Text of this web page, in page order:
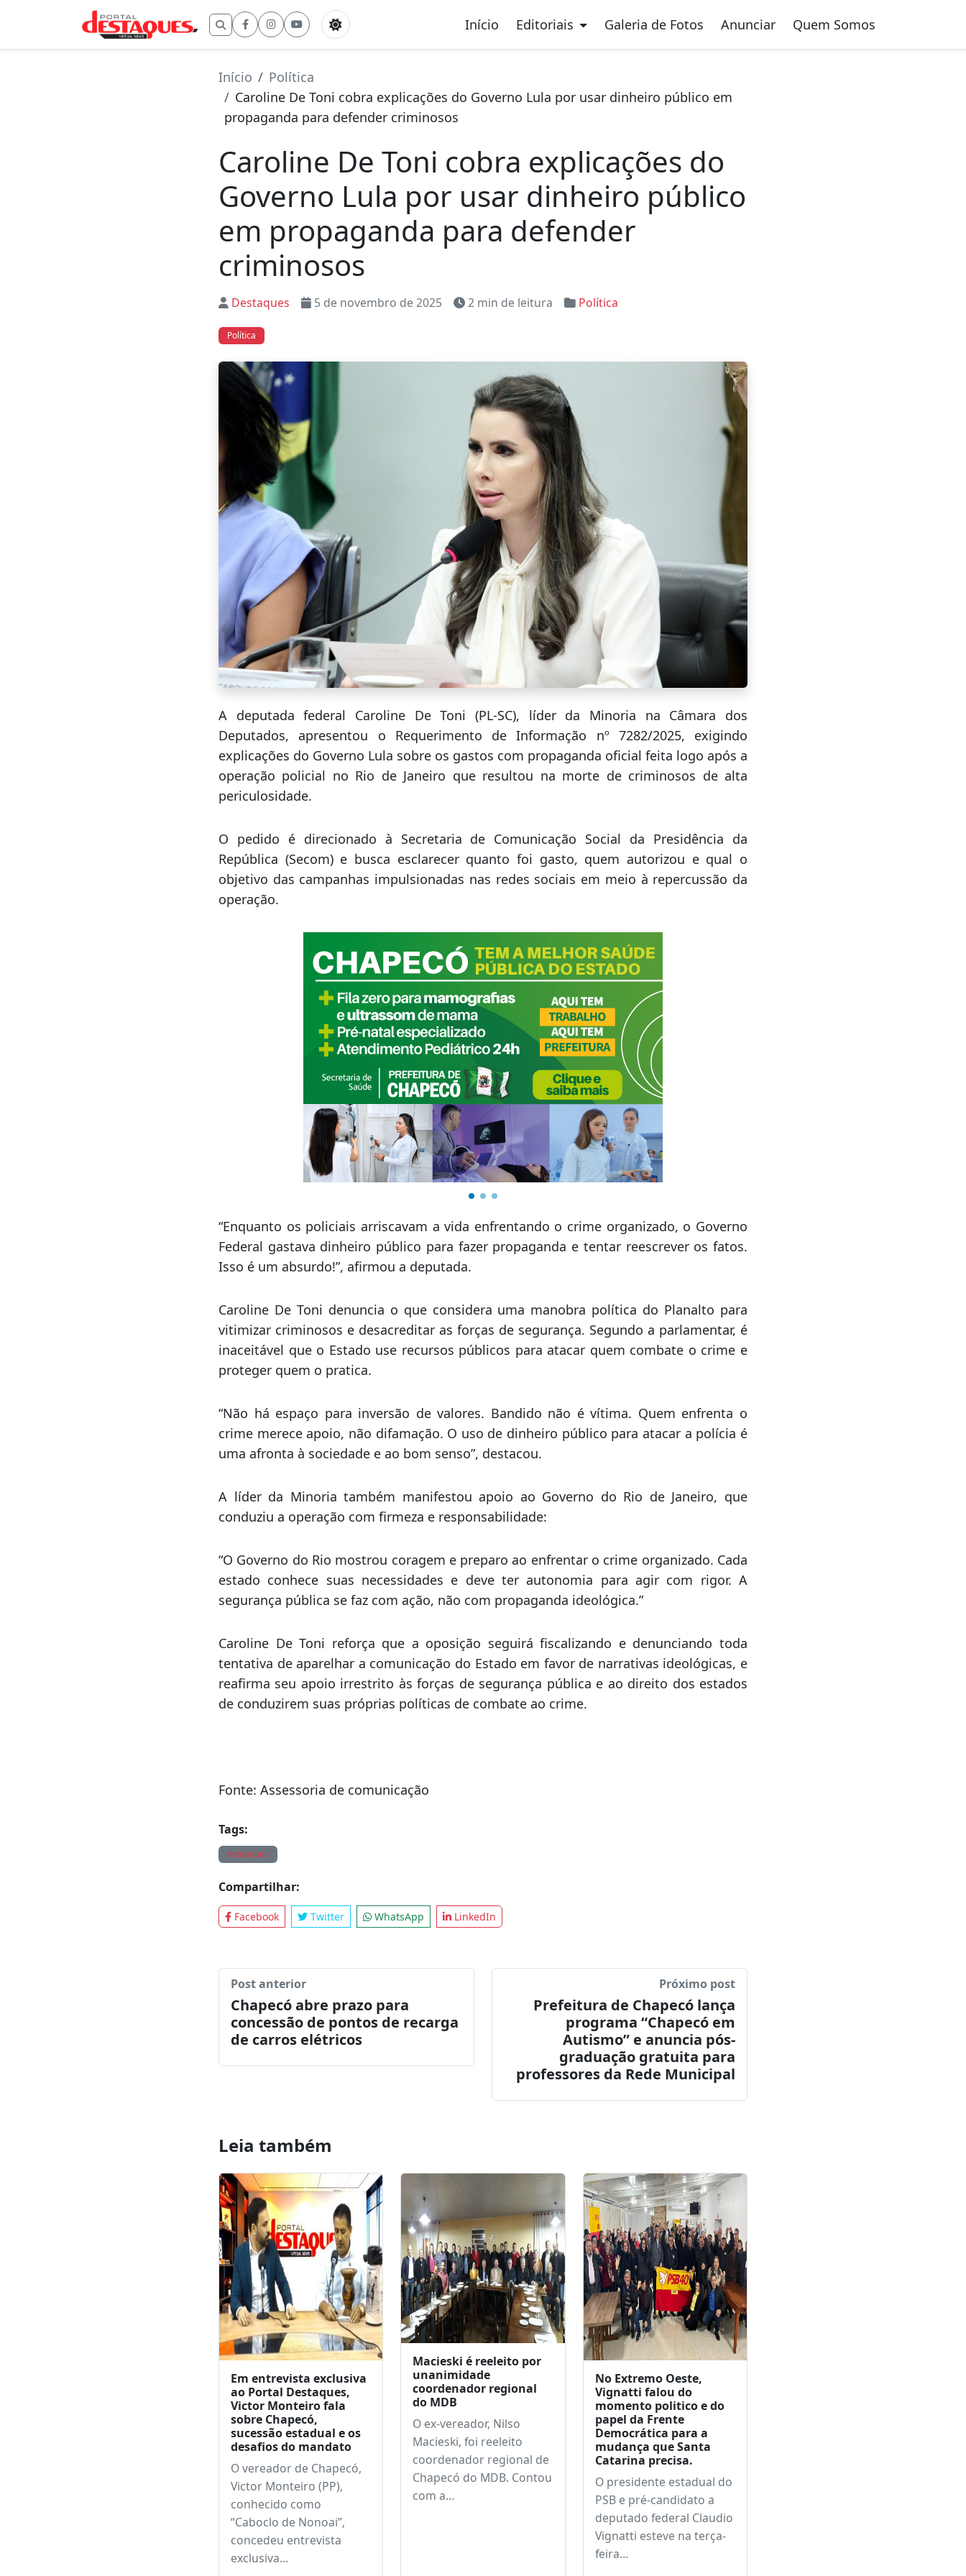
Buscar por: Início Editoriais Galeria de Fotos Anunciar Quem Somos
Início
Política
Caroline De Toni cobra explicações do Governo Lula por usar dinheiro público em
propaganda para defender criminosos
Caroline De Toni cobra explicações do
Governo Lula por usar dinheiro público
em propaganda para defender
criminosos
Destaques 5 de novembro de 2025 2 min de leitura Política
Política
A deputada federal Caroline De Toni (PL-SC), líder da Minoria na Câmara dos
Deputados, apresentou o Requerimento de Informação nº 7282/2025, exigindo
explicações do Governo Lula sobre os gastos com propaganda oficial feita logo após a
operação policial no Rio de Janeiro que resultou na morte de criminosos de alta
periculosidade.
O pedido é direcionado à Secretaria de Comunicação Social da Presidência da
República (Secom) e busca esclarecer quanto foi gasto, quem autorizou e qual o
objetivo das campanhas impulsionadas nas redes sociais em meio à repercussão da
operação.
“Enquanto os policiais arriscavam a vida enfrentando o crime organizado, o Governo
Federal gastava dinheiro público para fazer propaganda e tentar reescrever os fatos.
Isso é um absurdo!”, afirmou a deputada.
Caroline De Toni denuncia o que considera uma manobra política do Planalto para
vitimizar criminosos e desacreditar as forças de segurança. Segundo a parlamentar, é
inaceitável que o Estado use recursos públicos para atacar quem combate o crime e
“Não há espaço para inversão de valores. Bandido não é vítima. Quem enfrenta o
crime merece apoio, não difamação. O uso de dinheiro público para atacar a polícia é
A líder da Minoria também manifestou apoio ao Governo do Rio de Janeiro, que
conduziu a operação com firmeza e responsabilidade:
“O Governo do Rio mostrou coragem e preparo ao enfrentar o crime organizado. Cada
estado conhece suas necessidades e deve ter autonomia para agir com rigor. A
segurança pública se faz com ação, não com propaganda ideológica.”
de conduzirem suas próprias políticas de combate ao crime.
Fonte: Assessoria de comunicação
Tags:
Compartilhar:
Facebook Twitter WhatsApp
de carros elétricos
Próximo post
Prefeitura de Chapecó lança
professores da Rede Municipal
Leia também
Em entrevista exclusiva
ao Portal Destaques,
Victor Monteiro fala
sobre Chapecó,
sucessão estadual e os
desafios do mandato
O vereador de Chapecó,
Macieski é reeleito por
unanimidade
coordenador regional
do MDB
Vignatti falou do
momento politico e do
papel da Frente
Democrática para a
mudança que Santa
Catarina precisa.